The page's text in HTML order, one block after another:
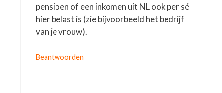
pensioen of een inkomen uit NL ook per sé
hier belast is (zie bijvoorbeeld het bedrijf
van je vrouw).
Beantwoorden